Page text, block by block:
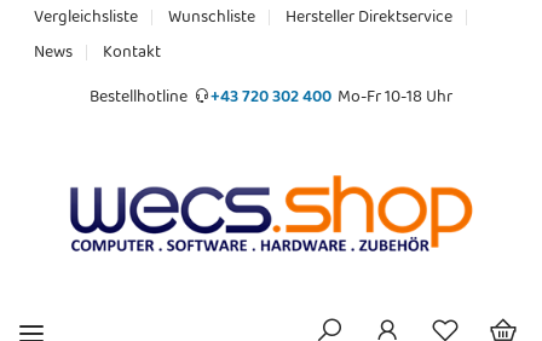
Vergleichsliste Wunschliste
Hersteller Direktservice
News
Kontakt
Bestellhotline
+43 720 302 400 Mo-Fr 10-18 Uhr